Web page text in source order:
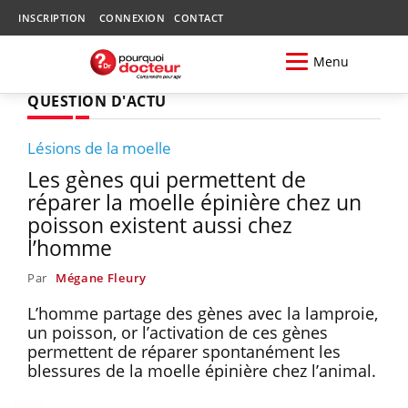
INSCRIPTION CONNEXION CONTACT
Menu
QUESTION D'ACTU
Lésions de la moelle
Les gènes qui permettent de
réparer la moelle épinière chez un
poisson existent aussi chez
l’homme
Par Mégane Fleury
L’homme partage des gènes avec la lamproie,
un poisson, or l’activation de ces gènes
permettent de réparer spontanément les
blessures de la moelle épinière chez l’animal.